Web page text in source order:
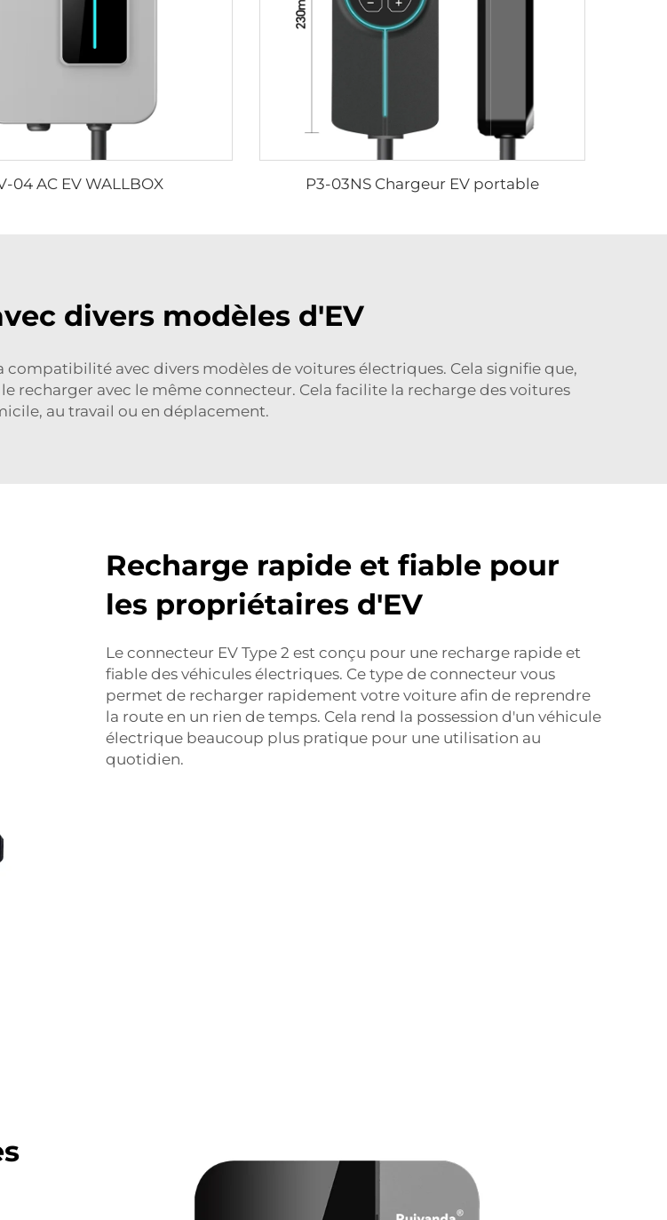
04 AC EV WALLBOX P3-03NS Chargeur EV portable
divers modèles d'EV
avec divers modèles de voitures électriques. Cela signifie que,
recharger avec le même connecteur. Cela facilite la recharge des voitures
au travail ou en déplacement.
Recharge rapide et fiable pour
les propriétaires d'EV
Le connecteur EV Type 2 est conçu pour une recharge rapide et
fiable des véhicules électriques. Ce type de connecteur vous
permet de recharger rapidement votre voiture afin de reprendre
la route en un rien de temps. Cela rend la possession d'un véhicule
électrique beaucoup plus pratique pour une utilisation au
quotidien.